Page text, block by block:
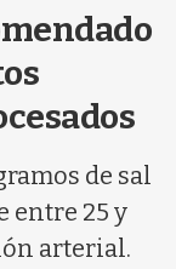
�
a
de sal
entre 25 y
arterial.